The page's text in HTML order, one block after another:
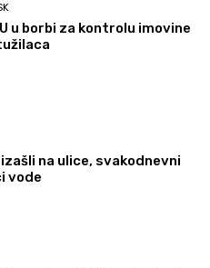
u borbi za kontrolu imovine
na ulice, svakodnevni
vode